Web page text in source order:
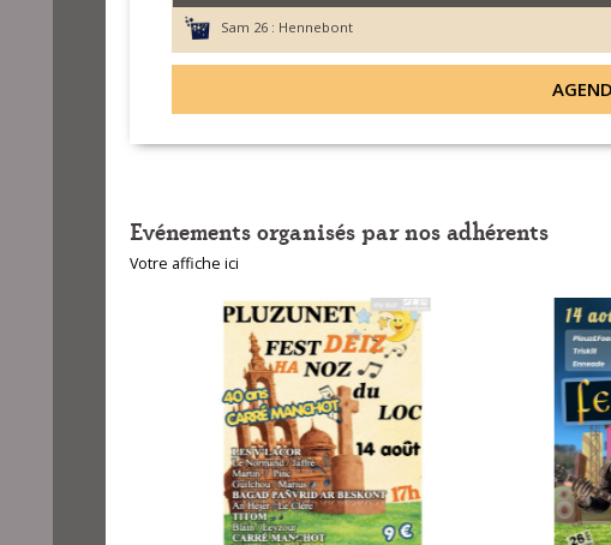
Sam 26 : Hennebont
Evénements organisés par nos adhérents
Votre affiche ici